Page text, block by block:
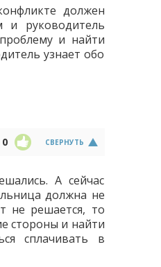
должен
и руководитель
и найти
узнает обо
СВЕРНУТЬ
0
А сейчас
должна не
не решается, то
стороны и найти
сплачивать в